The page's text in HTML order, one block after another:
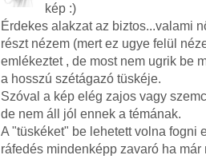
kép :)
Érdekes alakzat az biztos...valami
részt nézem (mert ez ugye felül
emlékeztet , de most nem ugrik be
a hosszú szétágazó tüskéje.
Szóval a kép elég zajos vagy
de nem áll jól ennek a témának.
A "tüskéket" be lehetett volna fogni
ráfedés mindenképp zavaró ha